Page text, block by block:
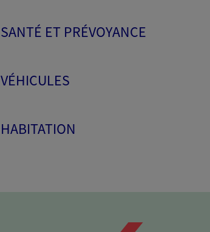
SANTÉ ET PRÉVOYANCE
VÉHICULES
HABITATION